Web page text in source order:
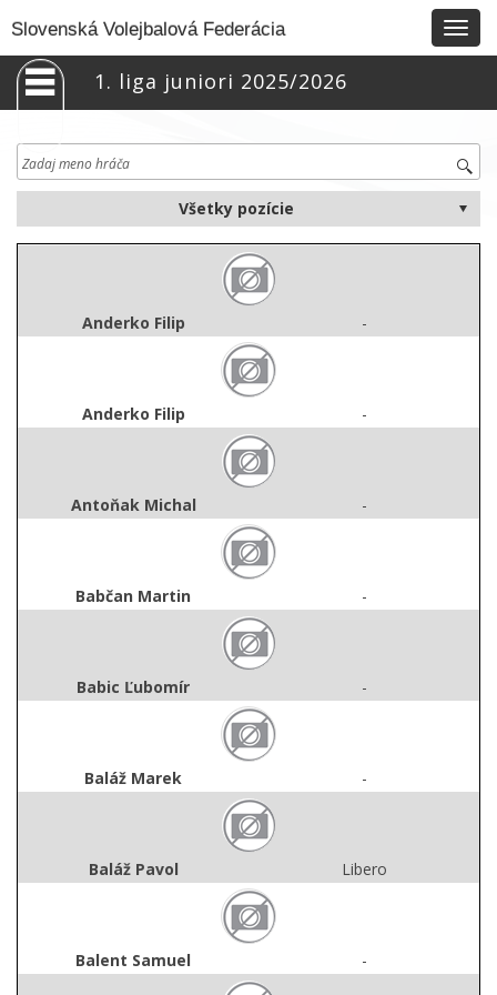
Slovenská Volejbalová Federácia
1. liga juniori 2025/2026
Anderko Filip -
Anderko Filip -
Antoňak Michal -
Babčan Martin -
Babic Ľubomír -
Baláž Marek -
Baláž Pavol Libero
Balent Samuel -